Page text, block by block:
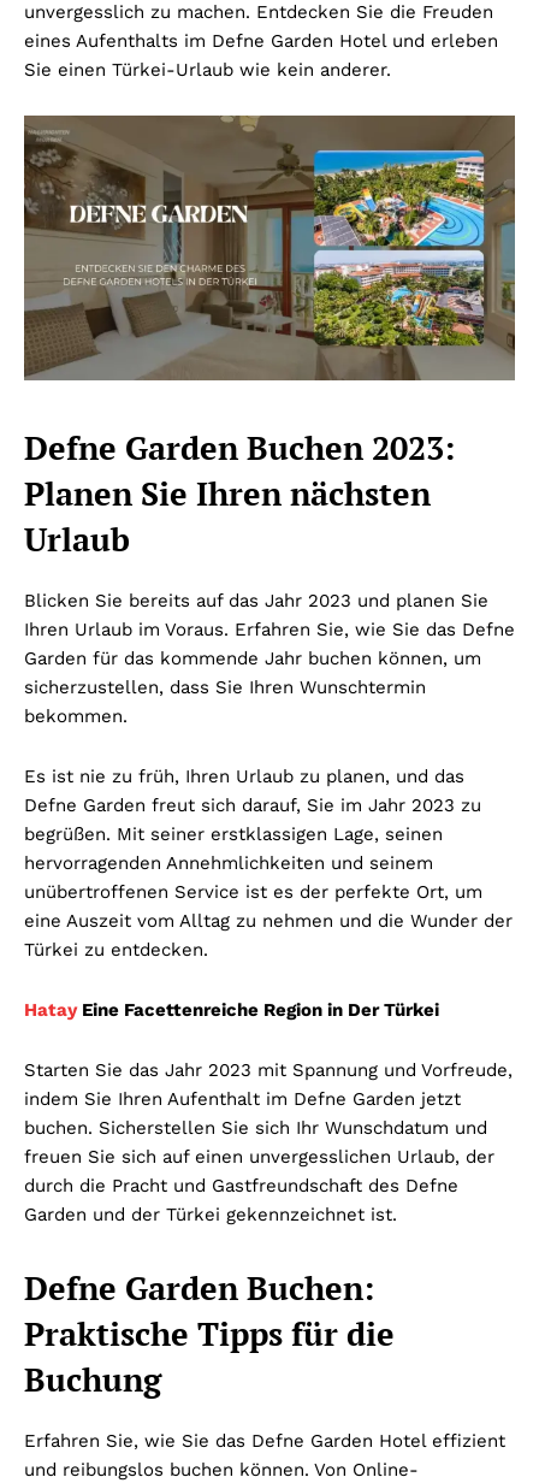
unvergesslich zu machen. Entdecken Sie die Freuden
eines Aufenthalts im Defne Garden Hotel und erleben
Sie einen Türkei-Urlaub wie kein anderer.
Defne Garden Buchen 2023:
Planen Sie Ihren nächsten
Urlaub
Blicken Sie bereits auf das Jahr 2023 und planen Sie
Ihren Urlaub im Voraus. Erfahren Sie, wie Sie das Defne
Garden für das kommende Jahr buchen können, um
sicherzustellen, dass Sie Ihren Wunschtermin
bekommen.
Es ist nie zu früh, Ihren Urlaub zu planen, und das
Defne Garden freut sich darauf, Sie im Jahr 2023 zu
begrüßen. Mit seiner erstklassigen Lage, seinen
hervorragenden Annehmlichkeiten und seinem
unübertroffenen Service ist es der perfekte Ort, um
eine Auszeit vom Alltag zu nehmen und die Wunder der
Türkei zu entdecken.
HatayEine Facettenreiche Region in Der Türkei
Starten Sie das Jahr 2023 mit Spannung und Vorfreude,
indem Sie Ihren Aufenthalt im Defne Garden jetzt
buchen. Sicherstellen Sie sich Ihr Wunschdatum und
freuen Sie sich auf einen unvergesslichen Urlaub, der
durch die Pracht und Gastfreundschaft des Defne
Garden und der Türkei gekennzeichnet ist.
Defne Garden Buchen:
Praktische Tipps für die
Buchung
Erfahren Sie, wie Sie das Defne Garden Hotel effizient
und reibungslos buchen können. Von Online-